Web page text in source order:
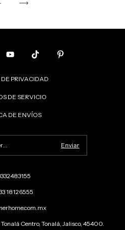
PRIVACIDAD
DE SERVICIO
DE ENVÍOS
18126555
Centro, Tonalá, Jalisco, 45400.